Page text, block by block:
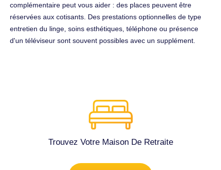
complémentaire peut vous aider : des places peuvent être
réservées aux cotisants. Des prestations optionnelles de type
entretien du linge, soins esthétiques, téléphone ou présence
d'un téléviseur sont souvent possibles avec un supplément.
Trouvez Votre Maison De Retraite